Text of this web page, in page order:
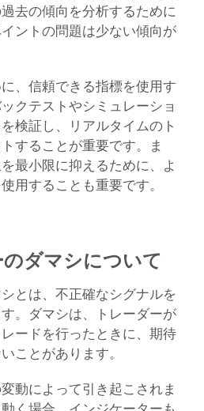
去の傾向を分析するために
ントの問題は少ない傾向が
、信頼できる指標を使用す
クテストやシミュレーショ
検証し、リアルタイムのト
することが重要です。ま
最小限に抑えるために、よ
用することも重要です。
ダマシについて
とは、不正確なシグナルを
。ダマシは、トレーダーが
ードを行ったときに、期待
ことがあります。
動によって引き起こされま